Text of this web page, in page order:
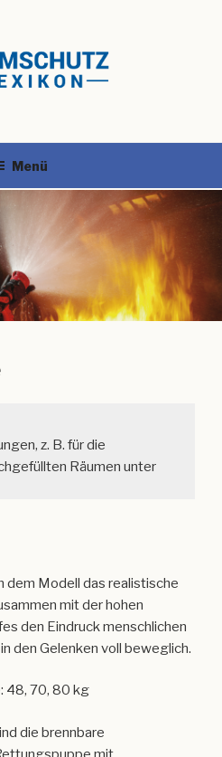
Menü
z. B. für die
Räumen unter
dem Modell das realistische
mit der hohen
den Eindruck menschlichen
den Gelenken voll beweglich.
48, 70, 80 kg
die brennbare